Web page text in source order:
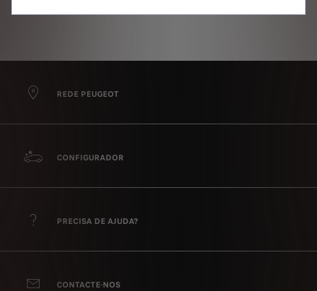
REDE PEUGEOT
CONFIGURADOR
PRECISA DE AJUDA?
CONTACTE-NOS